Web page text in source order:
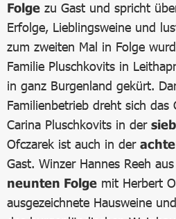
Folge zu Gast und spricht
Erfolge, Lieblingsweine und
zum zweiten Mal in Folge
Familie Pluschkovits in
in ganz Burgenland gekürt.
Familienbetrieb dreht sich das
Carina Pluschkovits in der
Ofczarek ist auch in der
Gast. Winzer Hannes Reeh
neunten Folge mit Herbert
ausgezeichnete Hausweine